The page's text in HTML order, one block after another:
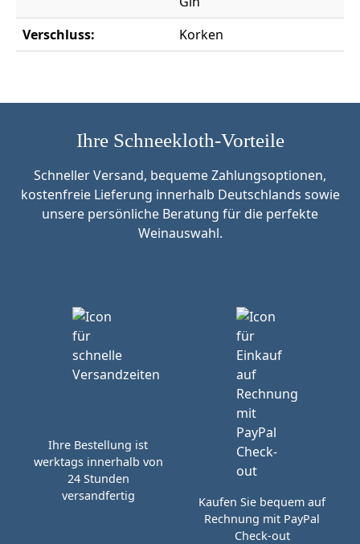
Verschluss:
Korken
Ihre Schneekloth-Vorteile
Schneller Versand, bequeme Zahlungsoptionen,
kostenfreie Lieferung innerhalb Deutschlands sowie
unsere persönliche Beratung für die perfekte
Weinauswahl.
Ihre Bestellung ist
werktags innerhalb von
24 Stunden
versandfertig
Kaufen Sie bequem auf
Rechnung mit PayPal
Check-out